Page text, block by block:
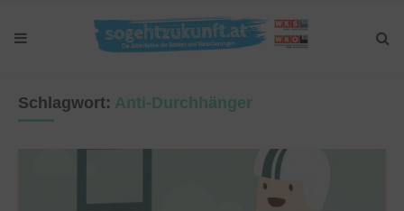
Schlagwort: Anti-Durchhänger